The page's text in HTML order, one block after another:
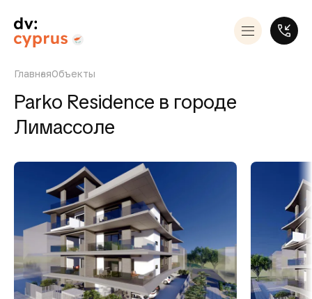
ГлавнаяОбъекты
Parko Residence в городе
Лимассоле